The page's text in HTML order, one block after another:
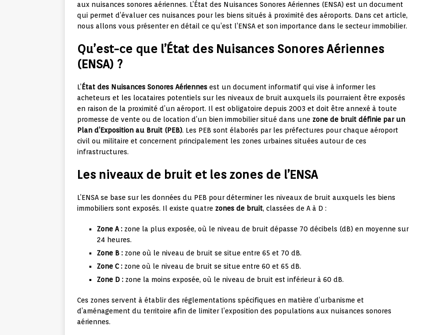
aux nuisances sonores aériennes. L’État des Nuisances Sonores Aériennes (ENSA) est un document
qui permet d’évaluer ces nuisances pour les biens situés à proximité des aéroports. Dans cet article,
nous allons vous présenter en détail ce qu’est l’ENSA et son importance dans le secteur immobilier.
Qu’est-ce que l’État des Nuisances Sonores Aériennes
(ENSA) ?
L’État des Nuisances Sonores Aériennes est un document informatif qui vise à informer les
acheteurs et les locataires potentiels sur les niveaux de bruit auxquels ils pourraient être exposés
en raison de la proximité d’un aéroport. Il est obligatoire depuis 2003 et doit être annexé à toute
promesse de vente ou de location d’un bien immobilier situé dans une zone de bruit définie par un
Plan d’Exposition au Bruit (PEB). Les PEB sont élaborés par les préfectures pour chaque aéroport
civil ou militaire et concernent principalement les zones urbaines situées autour de ces
infrastructures.
Les niveaux de bruit et les zones de l’ENSA
L’ENSA se base sur les données du PEB pour déterminer les niveaux de bruit auxquels les biens
immobiliers sont exposés. Il existe quatre zones de bruit, classées de A à D :
Zone A : zone la plus exposée, où le niveau de bruit dépasse 70 décibels (dB) en moyenne sur
24 heures.
Zone B : zone où le niveau de bruit se situe entre 65 et 70 dB.
Zone C : zone où le niveau de bruit se situe entre 60 et 65 dB.
Zone D : zone la moins exposée, où le niveau de bruit est inférieur à 60 dB.
Ces zones servent à établir des réglementations spécifiques en matière d’urbanisme et
d’aménagement du territoire afin de limiter l’exposition des populations aux nuisances sonores
aériennes.